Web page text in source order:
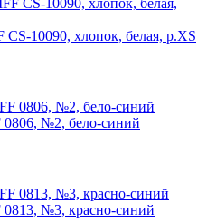
CS-10090, хлопок, белая, р.XS
№2, бело-синий
№3, красно-синий